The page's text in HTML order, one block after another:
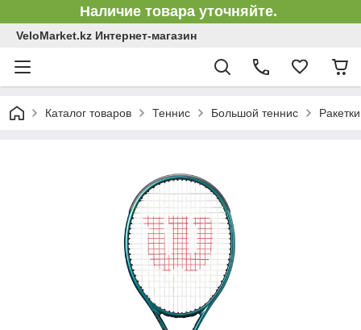
Наличие товара уточняйте.
VeloMarket.kz Интернет-магазин
Каталог товаров Теннис Большой теннис